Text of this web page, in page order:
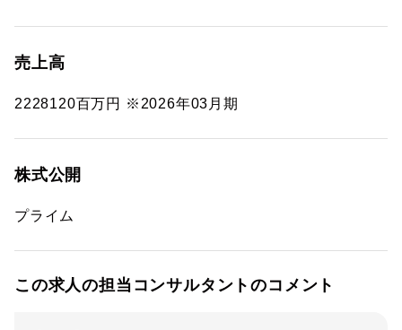
売上高
2228120百万円 ※2026年03月期
株式公開
プライム
この求人の担当コンサルタントのコメント